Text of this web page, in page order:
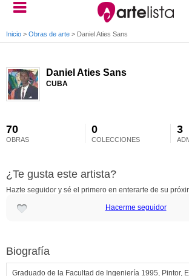
Inicio > Obras de arte > Daniel Aties Sans
Daniel Aties Sans
CUBA
70
OBRAS
0
COLECCIONES
3
¿Te gusta este artista?
Hazte seguidor y sé el primero en enterarte de su
Hacerme seguidor
Biografía
Graduado de la Facultad de Ingeniería 1995, Pintor,